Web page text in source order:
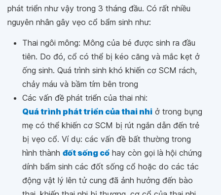
phát triển như vậy trong 3 tháng đầu. Có rất nhiều
nguyên nhân gây vẹo cổ bẩm sinh như:
Thai ngôi mông: Mông của bé được sinh ra đầu
tiên. Do đó, cổ có thể bị kéo căng và mắc kẹt ở
ống sinh. Quá trình sinh khó khiến cơ SCM rách,
chảy máu và bầm tím bên trong
Các vấn đề phát triển của thai nhi:
Quá trình phát triển của thai nhi ở trong bụng
mẹ có thể khiến cơ SCM bị rút ngắn dẫn đến trẻ
bị vẹo cổ. Ví dụ: các vấn đề bất thường trong
hình thành đốt sống cổ hay còn gọi là hội chứng
dính bẩm sinh các đốt sống cổ hoặc do các tác
động vật lý lên tử cung đã ảnh hưởng đến bào